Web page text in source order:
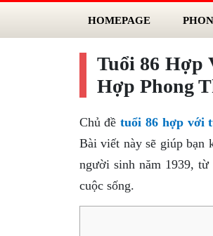
HOMEPAGE
Tuổi 86 Hợp
Hợp Phong
Chủ đềtuổi 86 hợp với
Bài viết này sẽ giúp bạn
người sinh năm 1939,
cuộc sống.